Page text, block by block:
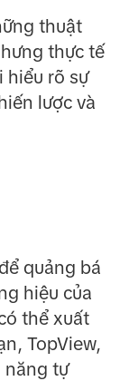
thuật
thực tế
hiểu rõ sự
lược và
quảng bá
hiệu của
thể xuất
TopView,
năng tự